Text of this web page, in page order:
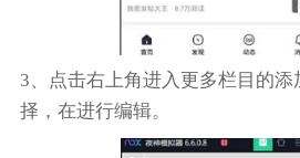
3、点击右上角进入更多栏目的
择，在进行编辑。